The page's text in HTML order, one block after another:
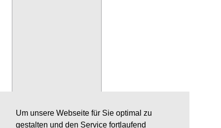
Um unsere Webseite für Sie optimal zu
gestalten und den Service fortlaufend